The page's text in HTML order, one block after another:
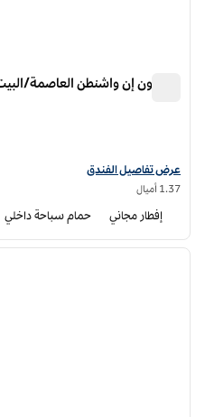
هامبتون إن واشنطن العاصمة/
عرض تفاصيل الفندق لفندق هامبتون إن
عرض تفاصيل الفندق
1.37 أميال
إفطار مجاني حمام سباحة داخلي
1 من 12